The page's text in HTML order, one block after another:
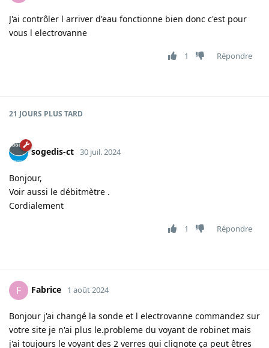
J'ai contrôler l arriver d'eau fonctionne bien donc c'est pour
vous l electrovanne
1 Répondre
21 JOURS PLUS TARD
sogedis-ct 30 juil. 2024
Bonjour,
Voir aussi le débitmètre .
Cordialement
1 Répondre
F Fabrice 1 août 2024
Bonjour j'ai changé la sonde et l electrovanne commandez sur
votre site je n'ai plus le.probleme du voyant de robinet mais
j'ai toujours le voyant des 2 verres qui clignote ça peut êtres